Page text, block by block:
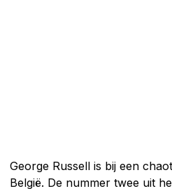
George Russell is bij een
België. De nummer twee uit